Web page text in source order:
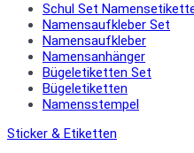
Schul Set
Namensaufkleber Set
Namensaufkleber
Namensanhänger
Bügeletiketten Set
Bügeletiketten
Namensstempel
Sticker & Etiketten